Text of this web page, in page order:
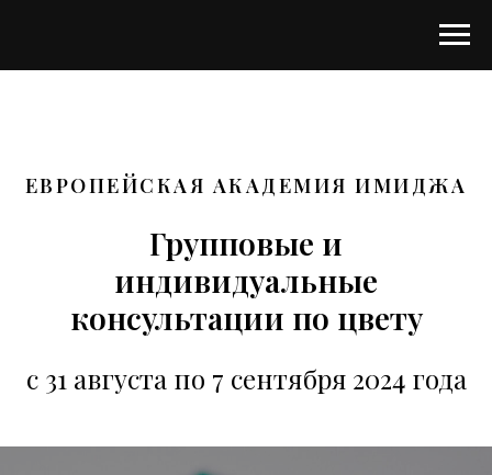
ЕВРОПЕЙСКАЯ АКАДЕМИЯ ИМИДЖА
Групповые и
индивидуальные
консультации по цвету
с 31 августа по 7 сентября 2024 года